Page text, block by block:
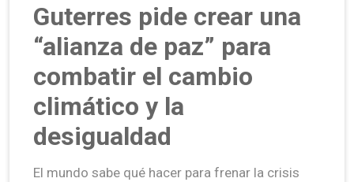
Guterres pide crear una
“alianza de paz” para
combatir el cambio
climático y la
desigualdad
El mundo sabe qué hacer para frenar la crisis